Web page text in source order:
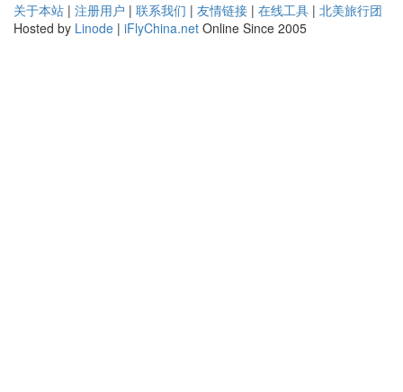
关于本站 | 注册用户 | 联系我们 | 友情链接 | 在线工具 | 北美旅行团
Hosted by Linode | iFlyChina.net Online Since 2005